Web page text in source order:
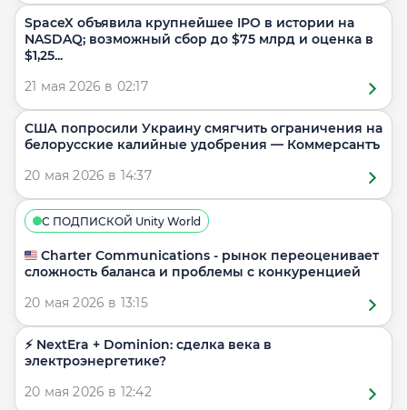
SpaceX объявила крупнейшее IPO в истории на
NASDAQ; возможный сбор до $75 млрд и оценка в
$1,25...
21 мая 2026 в 02:17
США попросили Украину смягчить ограничения на
белорусские калийные удобрения — Коммерсантъ
20 мая 2026 в 14:37
С ПОДПИСКОЙ Unity World
🇺🇸 Charter Communications - рынок переоценивает
сложность баланса и проблемы с конкуренцией
20 мая 2026 в 13:15
⚡️ NextEra + Dominion: сделка века в
электроэнергетике?
20 мая 2026 в 12:42